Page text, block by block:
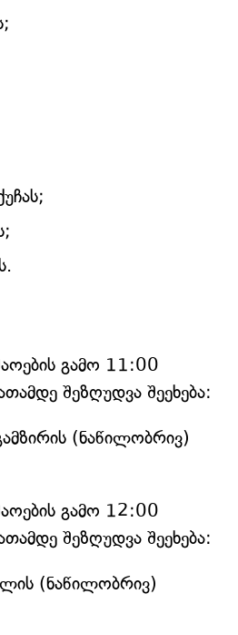
გამო 11:00
შეზღუდვა შეეხება:
(ნაწილობრივ)
გამო 12:00
შეზღუდვა შეეხება:
(ნაწილობრივ)